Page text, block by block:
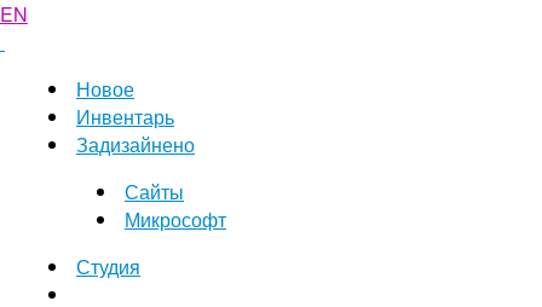
EN
Новое
Инвентарь
Задизайнено
Сайты
Микрософт
Студия